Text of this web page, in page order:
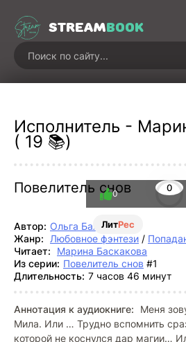
STREAMBOOK
Исполнитель -
( 19 📚)
Повелитель снов
ЛитРес
0
0
Автор: Ольга Балым
Жанр:
Любовное фэнтези /
Читает:
Марина Баскакова
Из серии: Повелитель снов #1
Длительность: 7 часов 46 минут
Аннотация к аудиокниге:
Меня
Мила. Или … Трудно вспомнить
которой не коснулся дар магии…